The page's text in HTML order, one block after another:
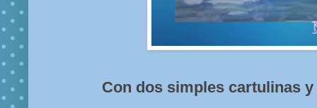
Con dos simples cartulinas